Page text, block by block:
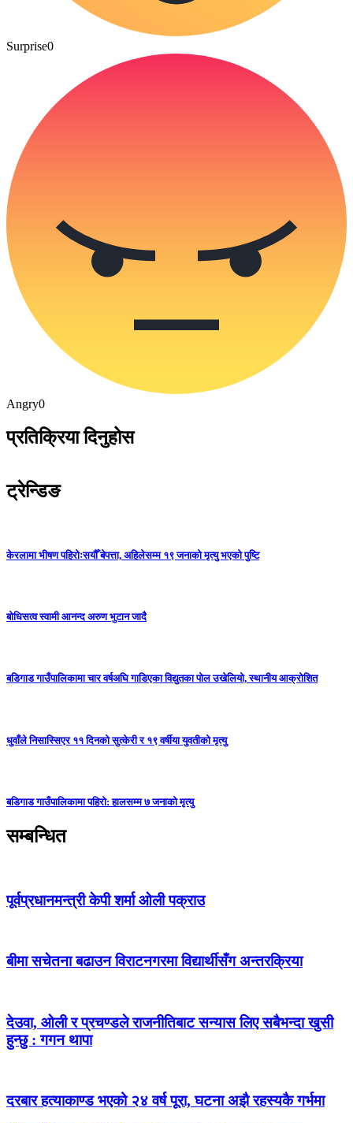
Surprise0
Angry0
प्रतिक्रिया दिनुहोस
ट्रेन्डिङ
केरलामा भीषण पहिरोःसयौँ बेपत्ता, अहिलेसम्म १९ जनाको मृत्यु भएको पुष्टि
बोधिसत्व स्वामी आनन्द अरुण भुटान जादै
बडिगाड गाउँपालिकामा चार वर्षअघि गाडिएका विद्युतका पोल उखेलियो, स्थानीय आक्रोशित
धुवाँले निसास्सिएर ११ दिनको सुत्केरी र १९ वर्षीया युवतीको मृत्यु
बडिगाड गाउँपालिकामा पहिरो: हालसम्म ७ जनाको मृत्यु
सम्बन्धित
पूर्वप्रधानमन्त्री केपी शर्मा ओली पक्राउ
बीमा सचेतना बढाउन विराटनगरमा विद्यार्थीसँग अन्तरक्रिया
देउवा, ओली र प्रचण्डले राजनीतिबाट सन्यास लिए सबैभन्दा खुसी
हुन्छु : गगन थापा
दरबार हत्याकाण्ड भएको २४ वर्ष पूरा, घटना अझै रहस्यकै गर्भमा